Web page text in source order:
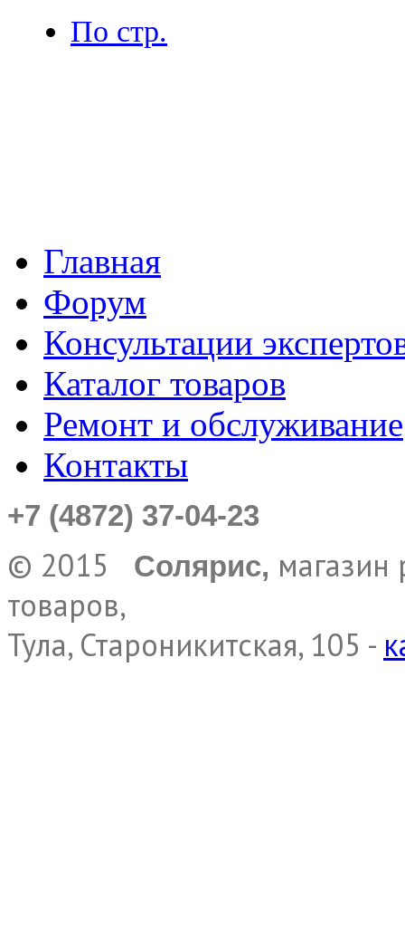
По стр.
Главная
Форум
Консультации
Каталог товаров
Ремонт и обслуживание
Контакты
+7 (4872) 37-04-23
© 2015 Солярис, магазин
товаров,
Тула, Староникитская, 105 -